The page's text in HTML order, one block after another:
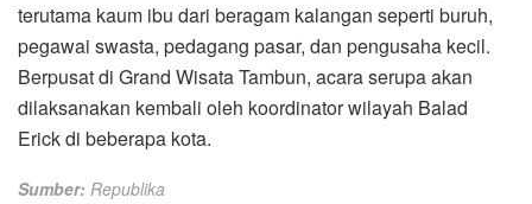
terutama kaum ibu dari beragam kalangan seperti buruh,
pegawai swasta, pedagang pasar, dan pengusaha kecil.
Berpusat di Grand Wisata Tambun, acara serupa akan
dilaksanakan kembali oleh koordinator wilayah Balad
Erick di beberapa kota.
Sumber: Republika